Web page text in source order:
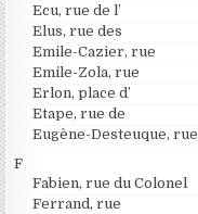
Ecu, rue de l’
Elus, rue des
Emile-Cazier, rue
Emile-Zola, rue
Erlon, place d’
Etape, rue de
Eugène-Desteuque, rue
F
Fabien, rue du Colonel
Ferrand, rue